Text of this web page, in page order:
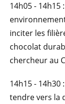
14h05 -
inciter les
chocolat
chercheur au
14h15 - 14h30
tendre vers la